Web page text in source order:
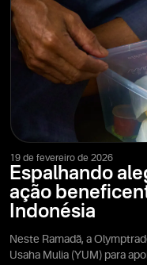
19 de fevereiro de 2026
Espalhando
ação
Indonésia
Neste Ramadã, a
Usaha Mulia (YUM) para